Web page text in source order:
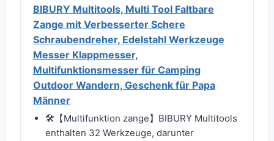
BIBURY Multitools, Multi Tool Faltbare
Zange mit Verbesserter Schere
Schraubendreher, Edelstahl Werkzeuge
Messer Klappmesser,
Multifunktionsmesser für Camping
Outdoor Wandern, Geschenk für Papa
Männer
🛠【Multifunktion zange】BIBURY Multitools
enthalten 32 Werkzeuge, darunter